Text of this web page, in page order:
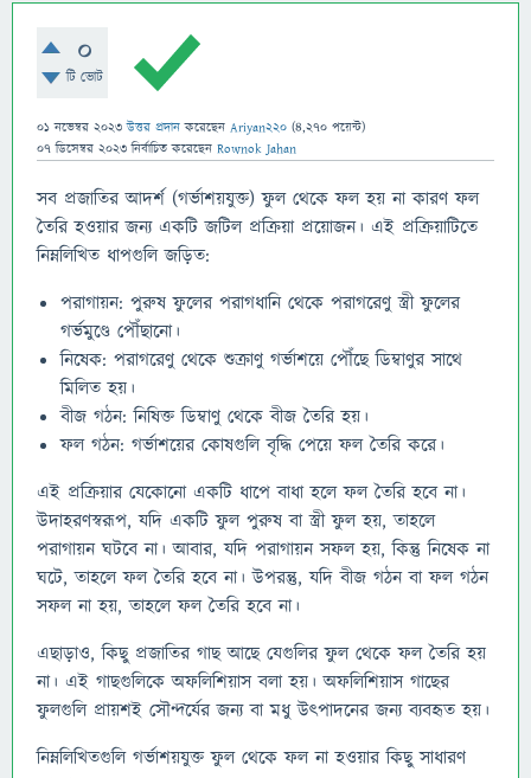
0
টি ভোট
01 নভেম্বর 2023 উত্তর প্রদান করেছেন Ariyan220 (4,270 পয়েন্ট)
07 ডিসেম্বর 2023 নির্বাচিত করেছেন Rownok Jahan
সব প্রজাতির আদর্শ (গর্ভাশয়যুক্ত) ফুল থেকে ফল হয় না কারণ ফল
তৈরি হওয়ার জন্য একটি জটিল প্রক্রিয়া প্রয়োজন। এই প্রক্রিয়াটিতে
নিম্নলিখিত ধাপগুলি জড়িত:
পরাগায়ন: পুরুষ ফুলের পরাগধানি থেকে পরাগরেণু স্ত্রী ফুলের
গর্ভমুণ্ডে পৌঁছানো।
নিষেক: পরাগরেণু থেকে শুক্রাণু গর্ভাশয়ে পৌঁছে ডিম্বাণুর সাথে
মিলিত হয়।
বীজ গঠন: নিষিক্ত ডিম্বাণু থেকে বীজ তৈরি হয়।
ফল গঠন: গর্ভাশয়ের কোষগুলি বৃদ্ধি পেয়ে ফল তৈরি করে।
এই প্রক্রিয়ার যেকোনো একটি ধাপে বাধা হলে ফল তৈরি হবে না।
উদাহরণস্বরূপ, যদি একটি ফুল পুরুষ বা স্ত্রী ফুল হয়, তাহলে
পরাগায়ন ঘটবে না। আবার, যদি পরাগায়ন সফল হয়, কিন্তু নিষেক না
ঘটে, তাহলে ফল তৈরি হবে না। উপরন্তু, যদি বীজ গঠন বা ফল গঠন
সফল না হয়, তাহলে ফল তৈরি হবে না।
এছাড়াও, কিছু প্রজাতির গাছ আছে যেগুলির ফুল থেকে ফল তৈরি হয়
না। এই গাছগুলিকে অফলিশিয়াস বলা হয়। অফলিশিয়াস গাছের
ফুলগুলি প্রায়শই সৌন্দর্যের জন্য বা মধু উৎপাদনের জন্য ব্যবহৃত হয়।
নিম্নলিখিতগুলি গর্ভাশয়যুক্ত ফুল থেকে ফল না হওয়ার কিছু সাধারণ